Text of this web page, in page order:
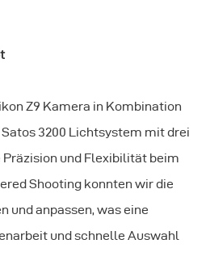
Z9 Kamera in Kombination
3200 Lichtsystem mit drei
und Flexibilität beim
Shooting konnten wir die
und anpassen, was eine
und schnelle Auswahl